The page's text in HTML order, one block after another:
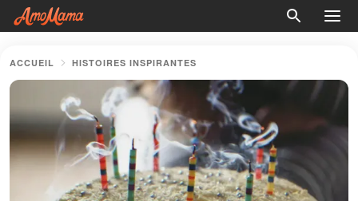
ACCUEIL HISTOIRES INSPIRANTES